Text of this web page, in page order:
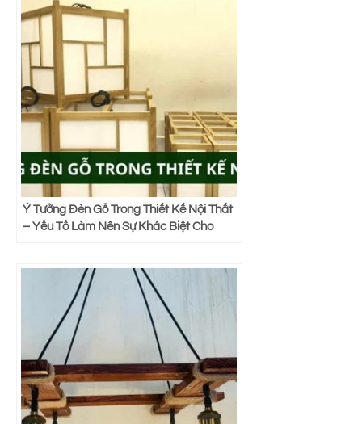
Ý Tưởng Đèn Gỗ Trong Thiết Kế Nội Thất
– Yếu Tố Làm Nên Sự Khác Biệt Cho